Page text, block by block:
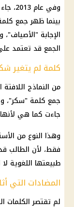
وفي
الإجابة
الجمع قد تعتمد
كلمة لم يتغير
جمع كلمة "سكر"،
جاءت كما هي
وهذا النوع من
فقط، لأن الطالب
طبيعتها اللغوية
المضادات التي
لم تقتصر الكلمات